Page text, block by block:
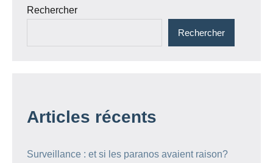
Rechercher
Rechercher
Articles récents
Surveillance : et si les paranos avaient raison?